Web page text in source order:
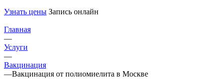
Узнать цены Запись онлайн
Главная
—
Услуги
—
Вакцинация
—Вакцинация от полиомиелита в Москве